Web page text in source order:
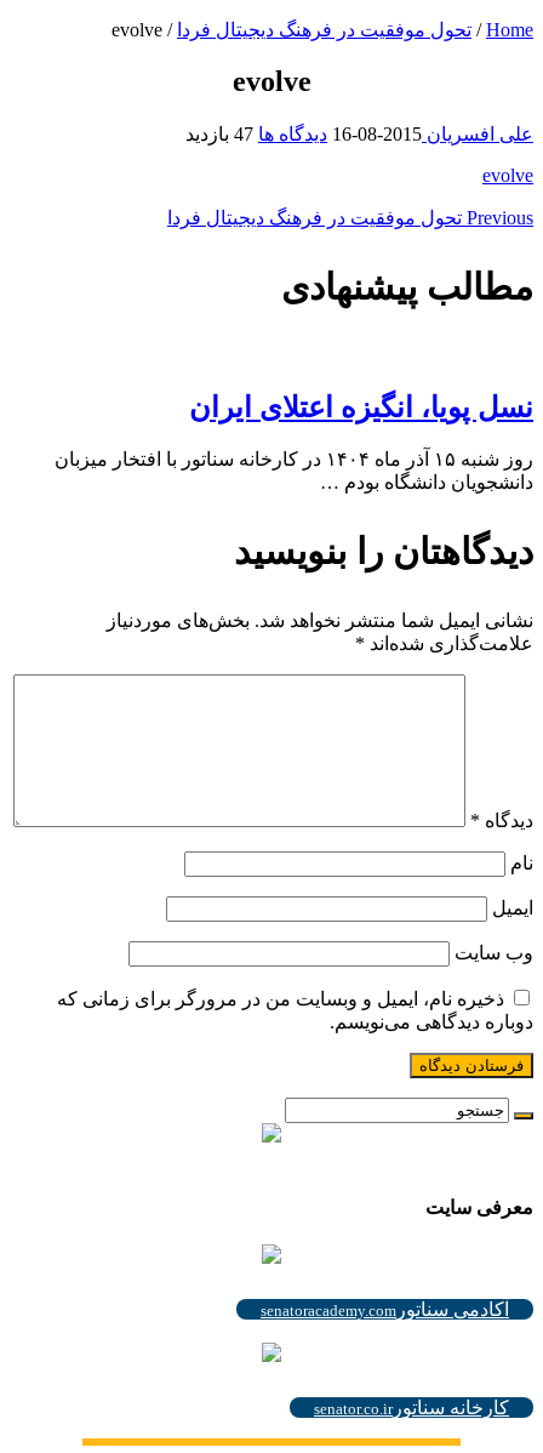
Home
/ تحول موفقیت در فرهنگ دیجیتال فردا /
evolve
evolve
علی افسریان 2015-08-16 دیدگاه ها 47 بازدید
evolve
Previous تحول موفقیت در فرهنگ دیجیتال فردا
مطالب پیشنهادی
نسل پویا، انگیزه اعتلای ایران
روز شنبه ۱۵ آذر ماه ۱۴۰۴ در کارخانه سناتور با افتخار میزبان
دانشجویان دانشگاه بودم …
دیدگاهتان را بنویسید
نشانی ایمیل شما منتشر نخواهد شد. بخش‌های موردنیاز
علامت‌گذاری شده‌اند *
دیدگاه *
نام
ایمیل
وب‌ سایت
ذخیره نام، ایمیل و وبسایت من در مرورگر برای زمانی که
دوباره دیدگاهی می‌نویسم.
معرفی سایت
آکادمی سناتور senatoracademy.com
کارخانه سناتورsenator.co.ir